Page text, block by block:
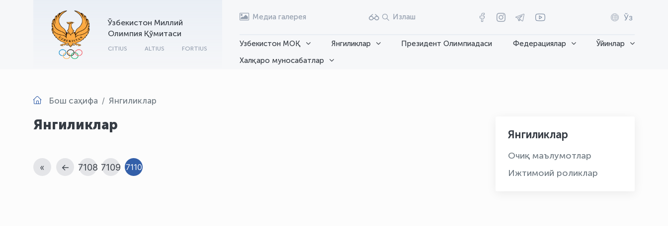
Ўзбекистон Миллий
Олимпия Қўмитаси
CITIUS ALTIUS FORTIUS
Медиа галерея Излаш Ўз
Узбекистон МОҚ Янгиликлар Президент Олимпиадаси Федерациялар
Ўйинлар
Халқаро муносабатлар
Бош саҳифа Янгиликлар
Янгиликлар
« ← 7108 7109 7110
Янгиликлар
Очиқ маълумотлар
Ижтимоий роликлар
OLYMPCHIK AI - yordamchi